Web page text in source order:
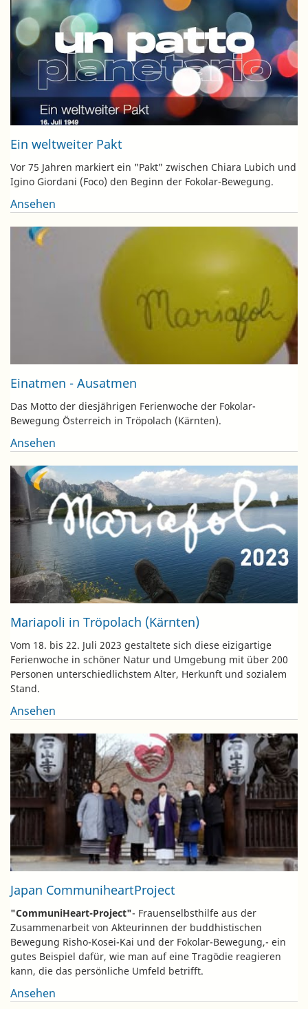
Ein weltweiter Pakt
Vor 75 Jahren markiert ein "Pakt" zwischen Chiara Lubich und
Igino Giordani (Foco) den Beginn der Fokolar-Bewegung.
Ansehen
Einatmen - Ausatmen
Das Motto der diesjährigen Ferienwoche der Fokolar-
Bewegung Österreich in Tröpolach (Kärnten).
Ansehen
Mariapoli in Tröpolach (Kärnten)
Vom 18. bis 22. Juli 2023 gestaltete sich diese eizigartige
Ferienwoche in schöner Natur und Umgebung mit über 200
Personen unterschiedlichstem Alter, Herkunft und sozialem
Stand.
Ansehen
Japan CommuniheartProject
"CommuniHeart-Project"- Frauenselbsthilfe aus der
Zusammenarbeit von Akteurinnen der buddhistischen
Bewegung Risho-Kosei-Kai und der Fokolar-Bewegung,- ein
gutes Beispiel dafür, wie man auf eine Tragödie reagieren
kann, die das persönliche Umfeld betrifft.
Ansehen